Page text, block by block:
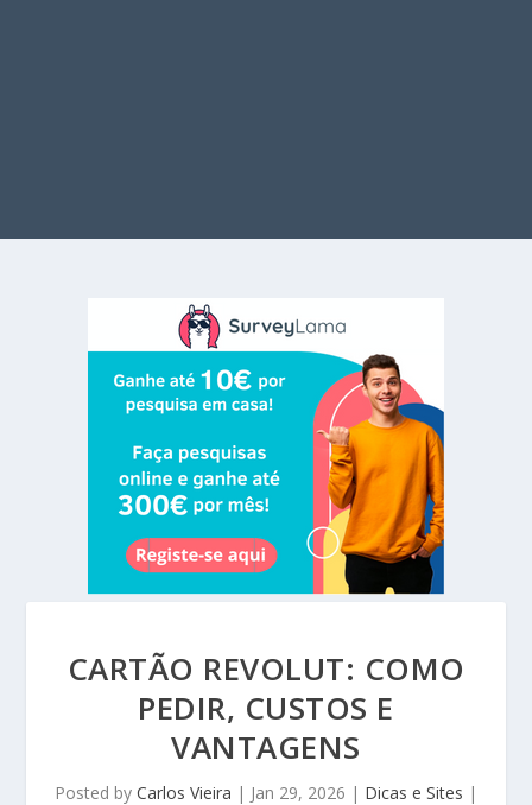
CARTÃO REVOLUT: COMO
PEDIR, CUSTOS E
VANTAGENS
Posted by Carlos Vieira | Jan 29, 2026 | Dicas e Sites |